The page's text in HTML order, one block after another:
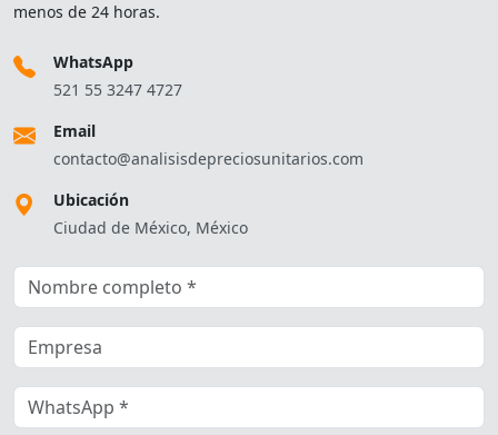
menos de 24 horas.
WhatsApp
521 55 3247 4727
Email
contacto@analisisdepreciosunitarios.com
Ubicación
Ciudad de México, México